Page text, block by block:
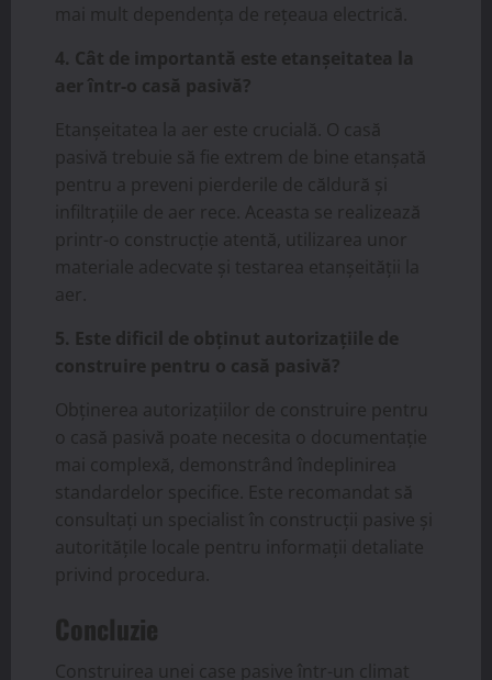
mai mult dependența de rețeaua electrică.
4. Cât de importantă este etanșeitatea la
aer într-o casă pasivă?
Etanșeitatea la aer este crucială. O casă
pasivă trebuie să fie extrem de bine etanșată
pentru a preveni pierderile de căldură și
infiltrațiile de aer rece. Aceasta se realizează
printr-o construcție atentă, utilizarea unor
materiale adecvate și testarea etanșeității la
aer.
5. Este dificil de obținut autorizațiile de
construire pentru o casă pasivă?
Obținerea autorizațiilor de construire pentru
o casă pasivă poate necesita o documentație
mai complexă, demonstrând îndeplinirea
standardelor specifice. Este recomandat să
consultați un specialist în construcții pasive și
autoritățile locale pentru informații detaliate
privind procedura.
Concluzie
Construirea unei case pasive într-un climat